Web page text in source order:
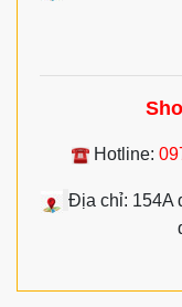
Hotline:
Địa chỉ: 154A